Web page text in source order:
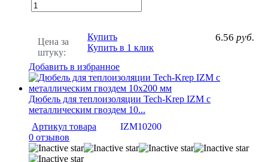
Цена за
штуку:
6.56 руб.
Купить
Купить в 1 клик
Добавить в избранное
Дюбель для теплоизоляции Tech-Krep IZМ с
металлическим гвоздем 10...
Артикул товара
IZM10200
0 отзывов